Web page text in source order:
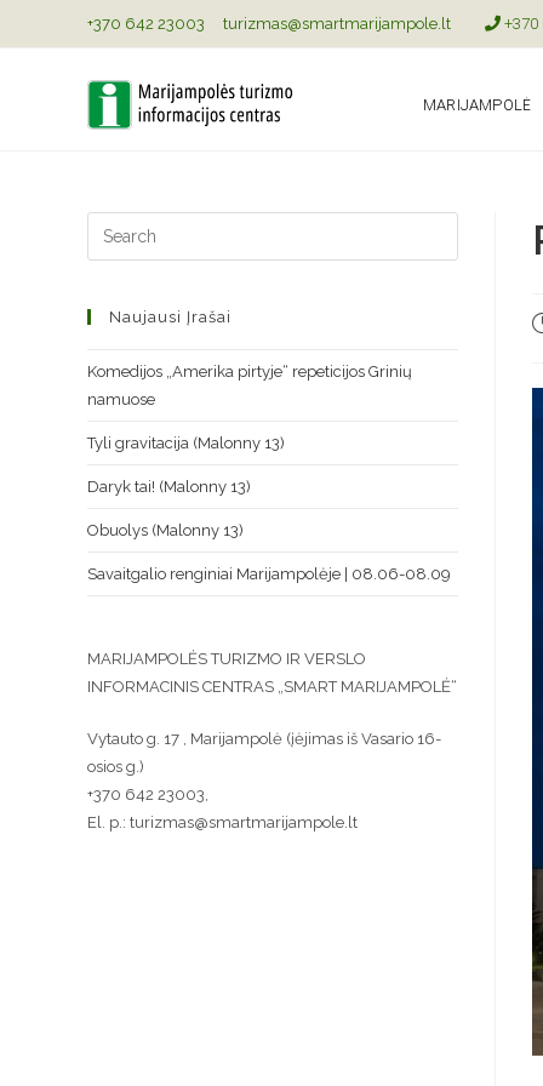
+370 642 23003 turizmas@smartmarijampole.lt +370
MARIJAMPOLĖ
Naujausi Įrašai
Komedijos „Amerika pirtyje“ repeticijos Grinių
namuose
Tyli gravitacija (Malonny 13)
Daryk tai! (Malonny 13)
Obuolys (Malonny 13)
Savaitgalio renginiai Marijampolėje | 08.06-08.09
MARIJAMPOLĖS TURIZMO IR VERSLO
INFORMACINIS CENTRAS „SMART MARIJAMPOLĖ“
Vytauto g. 17 , Marijampolė (įėjimas iš Vasario 16-
osios g.)
+370 642 23003,
El. p.: turizmas@smartmarijampole.lt